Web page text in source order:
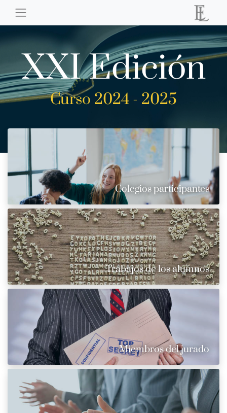
XXI Edición
Curso 2024 - 2025
Colegios participantes
Trabajos de los alumnos
Miembros del jurado